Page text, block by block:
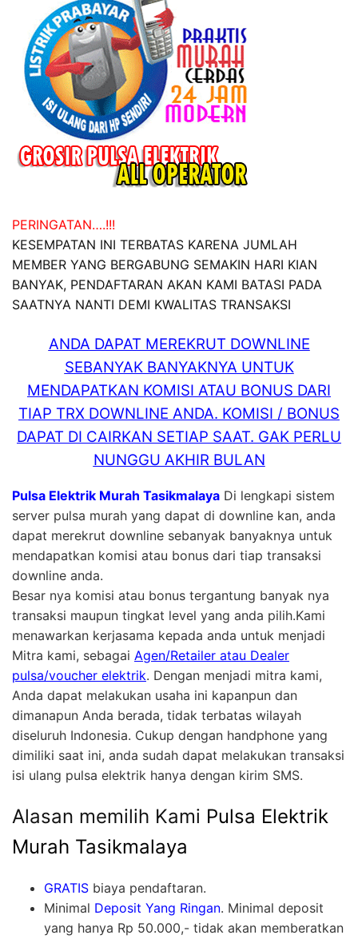
PERINGATAN….!!!
KESEMPATAN INI TERBATAS KARENA JUMLAH
MEMBER YANG BERGABUNG SEMAKIN HARI KIAN
BANYAK, PENDAFTARAN AKAN KAMI BATASI PADA
SAATNYA NANTI DEMI KWALITAS TRANSAKSI
ANDA DAPAT MEREKRUT DOWNLINE
SEBANYAK BANYAKNYA UNTUK
MENDAPATKAN KOMISI ATAU BONUS DARI
TIAP TRX DOWNLINE ANDA. KOMISI / BONUS
DAPAT DI CAIRKAN SETIAP SAAT. GAK PERLU
NUNGGU AKHIR BULAN
Pulsa Elektrik Murah Tasikmalaya Di lengkapi sistem
server pulsa murah yang dapat di downline kan, anda
dapat merekrut downline sebanyak banyaknya untuk
mendapatkan komisi atau bonus dari tiap transaksi
downline anda.
Besar nya komisi atau bonus tergantung banyak nya
transaksi maupun tingkat level yang anda pilih.Kami
menawarkan kerjasama kepada anda untuk menjadi
Mitra kami, sebagai Agen/Retailer atau Dealer
pulsa/voucher elektrik. Dengan menjadi mitra kami,
Anda dapat melakukan usaha ini kapanpun dan
dimanapun Anda berada, tidak terbatas wilayah
diseluruh Indonesia. Cukup dengan handphone yang
dimiliki saat ini, anda sudah dapat melakukan transaksi
isi ulang pulsa elektrik hanya dengan kirim SMS.
Alasan memilih Kami Pulsa Elektrik
Murah Tasikmalaya
GRATIS biaya pendaftaran.
Minimal Deposit Yang Ringan. Minimal deposit
yang hanya Rp 50.000,- tidak akan memberatkan